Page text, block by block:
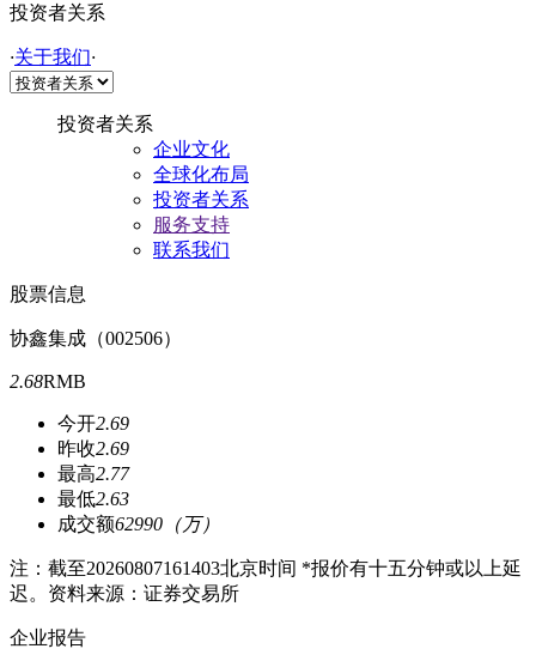
投资者关系
·关于我们·
投资者关系
企业文化
全球化布局
投资者关系
服务支持
联系我们
股票信息
协鑫集成（002506）
2.68RMB
今开2.69
昨收2.69
最高2.77
最低2.63
成交额62990（万）
注：截至20260807161403北京时间 *报价有十五分钟或以上延
迟。资料来源：证券交易所
企业报告